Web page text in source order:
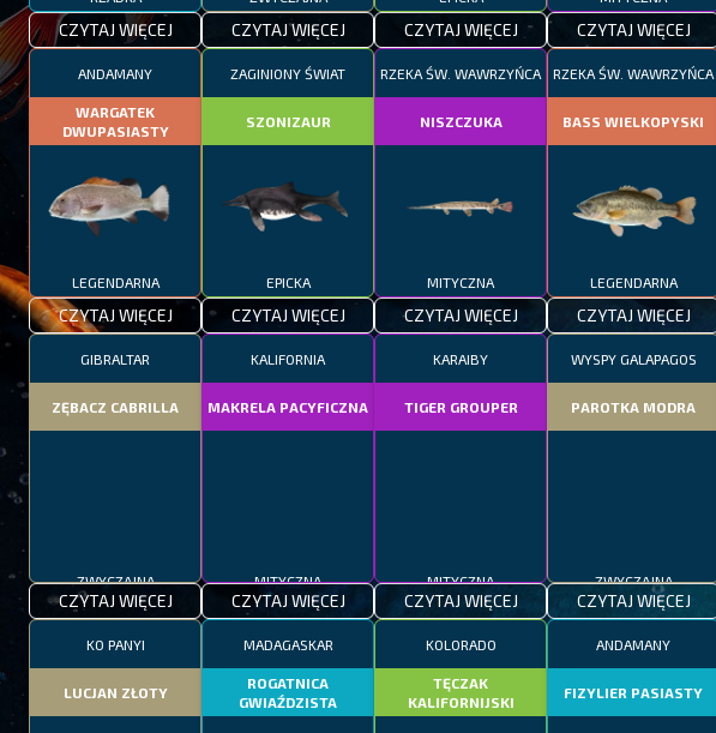
CZYTAJ WIĘCEJ CZYTAJ WIĘCEJ CZYTAJ WIĘCEJ CZYTAJ WIĘCEJ
ANDAMANY
WARGATEK
DWUPASIASTY
LEGENDARNA
CZYTAJ WIĘCEJ
ZAGINIONY ŚWIAT
SZONIZAUR
EPICKA
CZYTAJ WIĘCEJ
RZEKA ŚW. WAWRZYŃCA
NISZCZUKA
MITYCZNA
CZYTAJ WIĘCEJ
RZEKA ŚW. WAWRZYŃCA
BASS WIELKOPYSKI
LEGENDARNA
CZYTAJ WIĘCEJ
GIBRALTAR
ZĘBACZ CABRILLA
CZYTAJ WIĘCEJ
KALIFORNIA
MAKRELA PACYFICZNA
CZYTAJ WIĘCEJ
KARAIBY
TIGER GROUPER
CZYTAJ WIĘCEJ
WYSPY GALAPAGOS
PAROTKA MODRA
CZYTAJ WIĘCEJ
KO PANYI
LUCJAN ZŁOTY
MADAGASKAR
ROGATNICA
GWIAŹDZISTA
KOLORADO
TĘCZAK
KALIFORNIJSKI
ANDAMANY
FIZYLIER PASIASTY